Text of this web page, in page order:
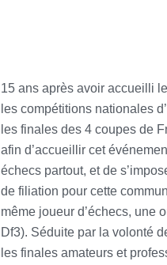
15 ans après avoir accueilli
les compétitions nationales
les finales des 4 coupes de
afin d’accueillir cet
échecs partout, et de
de filiation pour cette
même joueur d’échecs, une
Df3). Séduite par la volonté
les finales amateurs et